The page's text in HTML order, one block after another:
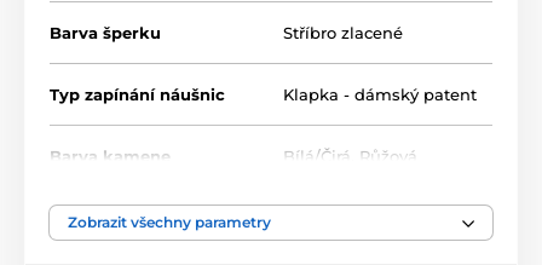
Barva šperku Stříbro zlacené
Typ zapínání náušnic Klapka - dámský patent
Barva kamene Bílá/Čirá Růžová
Zobrazit všechny parametry